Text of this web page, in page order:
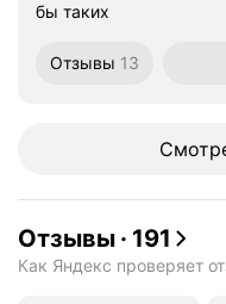
бы таких
Отзывы 13
Отзывы · 191
Как Яндекс проверяет